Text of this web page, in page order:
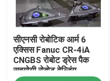
हमारे बारे में
कारखाना भ्रमण
सीएनसी रोबोटिक आर्म 6
एक्सिस Fanuc CR-4iA
CNGBS रोबोट ड्रेस पैक
सहयोगी रोबोट वेल्डिंग